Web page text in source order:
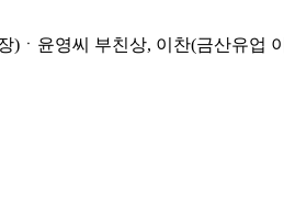
윤영씨 부친상, 이찬(금산유업